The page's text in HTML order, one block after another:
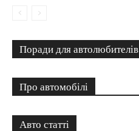
Поради для автолюбителів
Про автомобілі
Авто статті